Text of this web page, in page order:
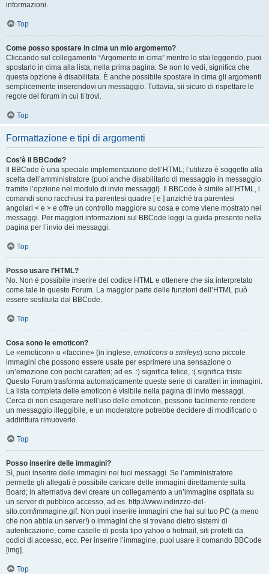
informazioni.
Top
Come posso spostare in cima un mio argomento?
Cliccando sul collegamento “Argomento in cima” mentre lo stai leggendo, puoi
spostarlo in cima alla lista, nella prima pagina. Se non lo vedi, significa che
questa opzione è disabilitata. È anche possibile spostare in cima gli argomenti
semplicemente inserendovi un messaggio. Tuttavia, sii sicuro di rispettare le
regole del forum in cui ti trovi.
Top
Formattazione e tipi di argomenti
Cos’è il BBCode?
Il BBCode è una speciale implementazione dell’HTML; l’utilizzo è soggetto alla
scelta dell’amministratore (puoi anche disabilitarlo di messaggio in messaggio
tramite l’opzione nel modulo di invio messaggi). Il BBCode è simile all’HTML, i
comandi sono racchiusi tra parentesi quadre [ e ] anziché tra parentesi
angolari < e > e offre un controllo maggiore su cosa e come viene mostrato nei
messaggi. Per maggiori informazioni sul BBCode leggi la guida presente nella
pagina per l’invio dei messaggi.
Top
Posso usare l’HTML?
No. Non è possibile inserire del codice HTML e ottenere che sia interpretato
come tale in questo Forum. La maggior parte delle funzioni dell’HTML può
essere sostituita dal BBCode.
Top
Cosa sono le emoticon?
Le «emoticon» o «faccine» (in inglese, emoticons o smileys) sono piccole
immagini che possono essere usate per esprimere una sensazione o
un’emozione con pochi caratteri; ad es. :) significa felice, :( significa triste.
Questo Forum trasforma automaticamente queste serie di caratteri in immagini.
La lista completa delle emoticon è visibile nella pagina di invio messaggi.
Cerca di non esagerare nell’uso delle emoticon, possono facilmente rendere
un messaggio illeggibile, e un moderatore potrebbe decidere di modificarlo o
addirittura rimuoverlo.
Top
Posso inserire delle immagini?
Sì, puoi inserire delle immagini nei tuoi messaggi. Se l’amministratore
permette gli allegati è possibile caricare delle immagini direttamente sulla
Board; in alternativa devi creare un collegamento a un’immagine ospitata su
un server di pubblico accesso, ad es. http://www.indirizzo-del-
sito.com/immagine.gif. Non puoi inserire immagini che hai sul tuo PC (a meno
che non abbia un server!) o immagini che si trovano dietro sistemi di
autenticazione, come caselle di posta tipo yahoo o hotmail, siti protetti da
codici di accesso, ecc. Per inserire l’immagine, puoi usare il comando BBCode
[img].
Top